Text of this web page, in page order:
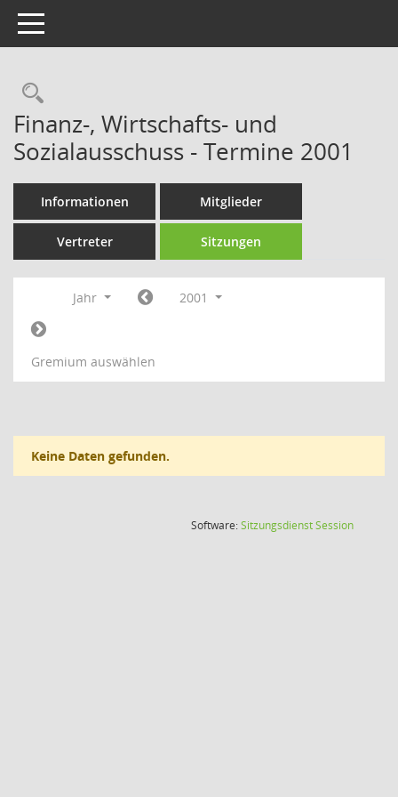
Toggle navigation
Rechercheauswahl
Finanz-, Wirtschafts- und
Sozialausschuss - Termine 2001
Informationen Mitglieder
Vertreter Sitzungen
Jahr 2001
Gremium auswählen
Keine Daten gefunden.
Software:SitzungsdienstSession(Wird in